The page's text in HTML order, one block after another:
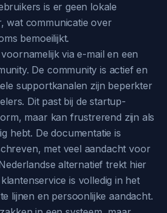
is er geen lokale
wat communicatie over
bemoeilijkt.
via e-mail en een
De community is actief en
supportkanalen zijn beperkter
Dit past bij de startup-
maar kan frustrerend zijn als
hebt. De documentatie is
met veel aandacht voor
alternatief trekt hier
is volledig in het
lijnen en persoonlijke aandacht.